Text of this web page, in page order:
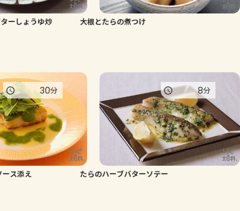
ーしょうゆ炒
大根とたらの煮つけ
ス添え
30分
たらのハーブバターソテー
8分